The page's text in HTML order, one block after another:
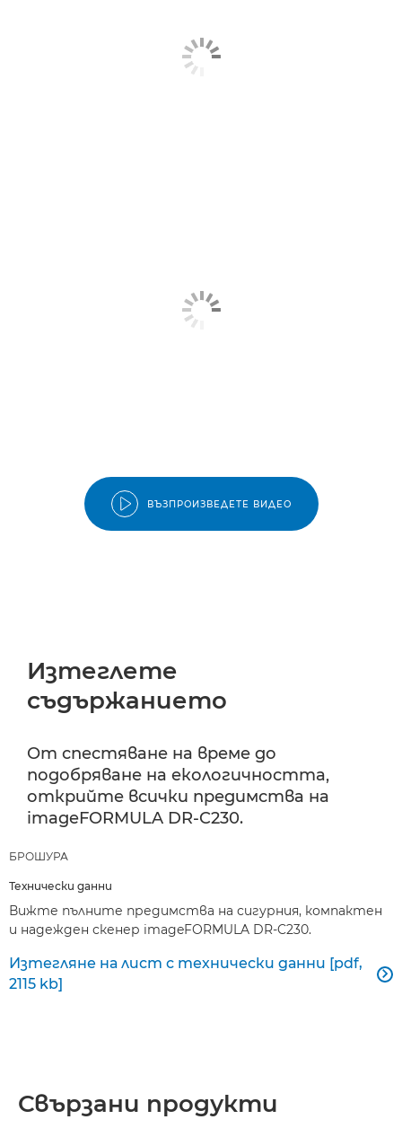
ВЪЗПРОИЗВЕДЕТЕ ВИДЕО
Изтеглете
съдържанието
От спестяване на време до
подобряване на екологичността,
открийте всички предимства на
imageFORMULA DR-C230.
БРОШУРА
Технически данни
Вижте пълните предимства на сигурния, компактен
и надежден скенер imageFORMULA DR-C230.
Изтегляне на лист с технически данни [pdf,
2115 kb]

Свързани продукти